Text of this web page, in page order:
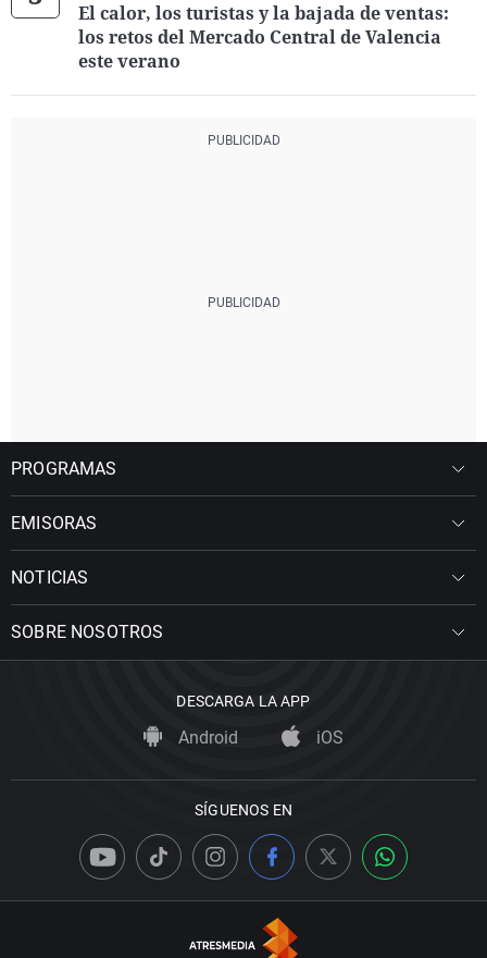
El calor, los turistas y la bajada de ventas:
los retos del Mercado Central de Valencia
este verano
PROGRAMAS
EMISORAS
NOTICIAS
SOBRE NOSOTROS
DESCARGA LA APP
Android iOS
SÍGUENOS EN